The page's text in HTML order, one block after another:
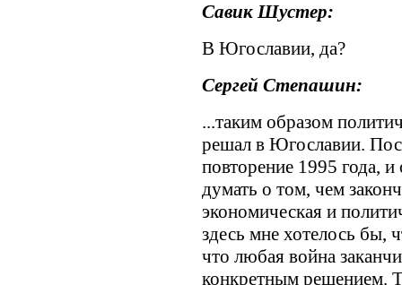
Савик Шустер:
В Югославии, да?
Сергей Степашин:
...таким образом
решал в Югославии.
повторение 1995 года,
думать о том, чем
экономическая и
здесь мне хотелось бы,
что любая война
конкретным решением.